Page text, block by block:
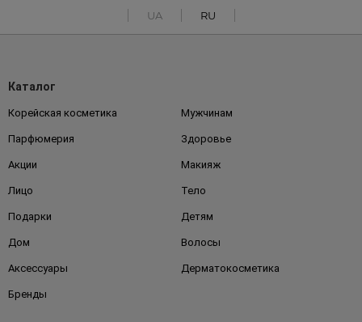
UA RU
Каталог
Корейская косметика Мужчинам
Парфюмерия Здоровье
Акции Макияж
Лицо Тело
Подарки Детям
Дом Волосы
Аксессуары Дерматокосметика
Бренды